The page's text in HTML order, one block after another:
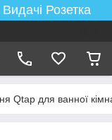
Розетка
Qtap для ванної